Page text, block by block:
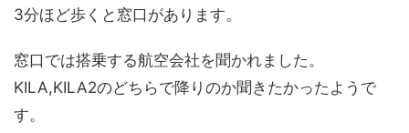
3分ほど歩くと窓口があります。
窓口では搭乗する航空会社を聞かれました。
KILA,KILA2のどちらで降りのか聞きたかったようで
す。